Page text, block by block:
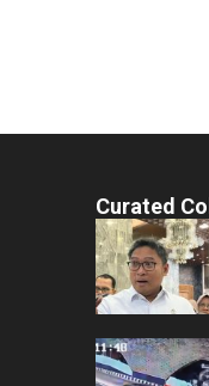
Curated